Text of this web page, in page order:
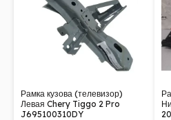
Рамка кузова (телевизор)
Левая Chery Tiggo 2 Pro
J695100310DY